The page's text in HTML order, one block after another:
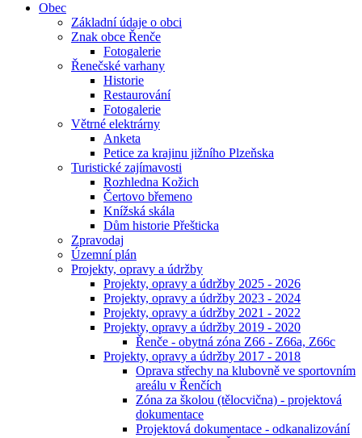
Obec
Základní údaje o obci
Znak obce Řenče
Fotogalerie
Řenečské varhany
Historie
Restaurování
Fotogalerie
Větrné elektrárny
Anketa
Petice za krajinu jižního Plzeňska
Turistické zajímavosti
Rozhledna Kožich
Čertovo břemeno
Knížská skála
Dům historie Přešticka
Zpravodaj
Územní plán
Projekty, opravy a údržby
Projekty, opravy a údržby 2025 - 2026
Projekty, opravy a údržby 2023 - 2024
Projekty, opravy a údržby 2021 - 2022
Projekty, opravy a údržby 2019 - 2020
Řenče - obytná zóna Z66 - Z66a, Z66c
Projekty, opravy a údržby 2017 - 2018
Oprava střechy na klubovně ve sportovním
areálu v Řenčích
Zóna za školou (tělocvična) - projektová
dokumentace
Projektová dokumentace - odkanalizování